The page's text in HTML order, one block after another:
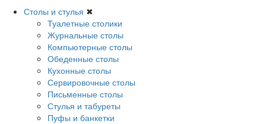
Столы и стулья ✖
Туалетные столики
Журнальные столы
Компьютерные столы
Обеденные столы
Кухонные столы
Сервировочные столы
Письменные столы
Стулья и табуреты
Пуфы и банкетки